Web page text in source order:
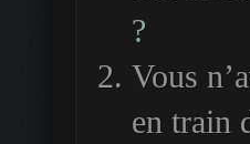
?
Vous
en train